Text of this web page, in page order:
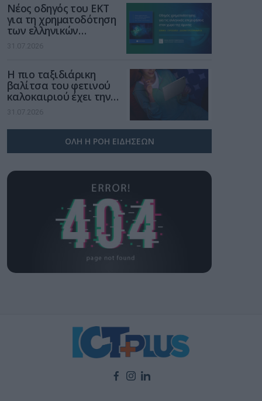
Νέος οδηγός του ΕΚΤ
για τη χρηματοδότηση
των ελληνικών
επιχειρήσεων στον
χώρο της άμυνας
31.07.2026
Η πιο ταξιδιάρικη
βαλίτσα του φετινού
καλοκαιριού έχει την
υπογραφή της Xiaomi
31.07.2026
ΟΛΗ Η ΡΟΗ ΕΙΔΗΣΕΩΝ